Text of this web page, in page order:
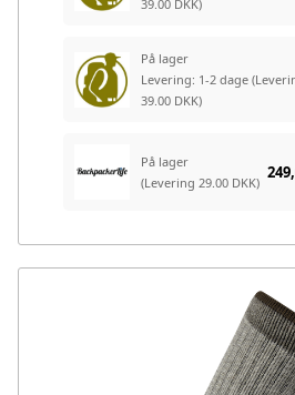
39.00 DKK)
På lager
Levering: 1-2 dage
39.00 DKK)
På lager
(Levering 29.00 DKK)